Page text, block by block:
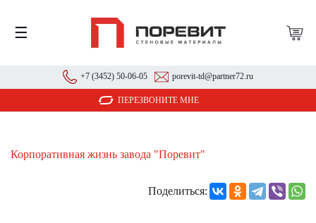
☰
+7 (3452) 50-06-05 porevit-td@partner72.ru
ПЕРЕЗВОНИТЕ МНЕ
Корпоративная жизнь завода "Поревит"
Поделиться: